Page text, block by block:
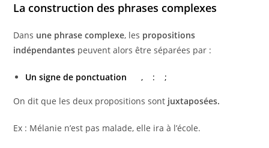
La construction des phrases complexes
Dans une phrase complexe, les propositions
indépendantes peuvent alors être séparées par :
Un signe de ponctuation , : ;
On dit que les deux propositions sont juxtaposées.
Ex : Mélanie n’est pas malade, elle ira à l’école.